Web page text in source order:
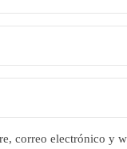
correo electrónico y